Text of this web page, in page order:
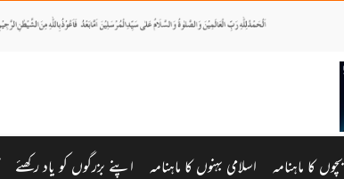
بچوں کا ماہنامہ اسلامی بہنوں کا ماہنامہ اپنے بزرگوں کو یاد رکھئے